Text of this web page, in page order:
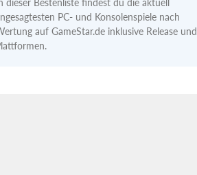
PC- und Konsolenspiele nach
auf GameStar.de inklusive Release und